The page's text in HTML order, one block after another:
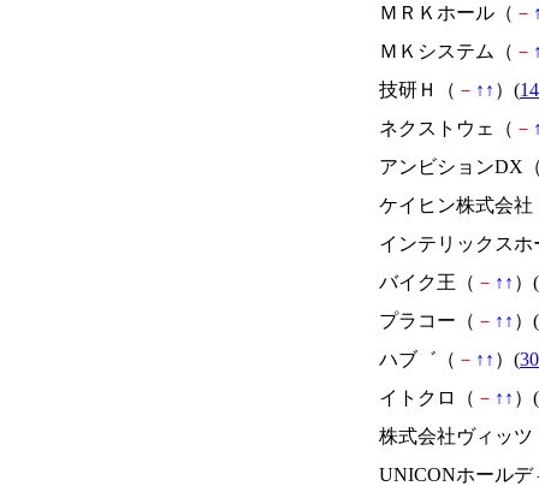
ＭＲＫホール（ －
ＭＫシステム（ －
技研Ｈ（ － ↑ ↑ ）(
ネクストウェ（ －
アンビションDX
ケイヒン株式会社
インテリックス
バイク王（ － ↑ ↑ ）(
プラコー（ － ↑ ↑ ）(
ハブ゛（ － ↑ ↑ ）(
イトクロ（ － ↑ ↑ ）(
株式会社ヴィッツ
UNICONホールデ